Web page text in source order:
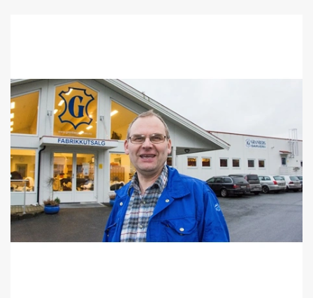
Einaste bedrift i landet som har overlevd bransjen
Seks søsken på same arbeidsplass